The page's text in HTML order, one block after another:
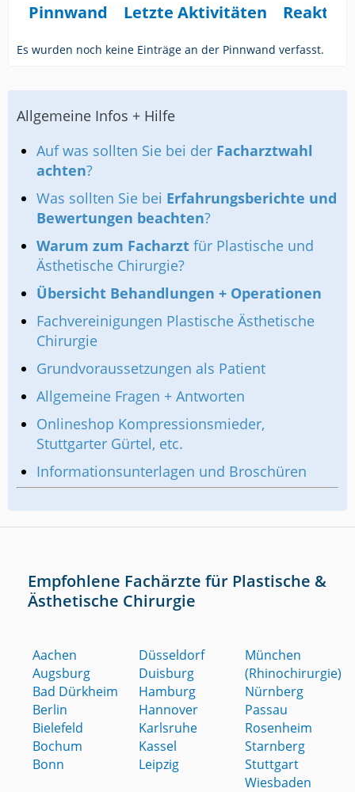
Pinnwand Letzte Aktivitäten
Es wurden noch keine Einträge an der Pinnwand verfasst.
Allgemeine Infos + Hilfe
Auf was sollten Sie bei der Facharztwahl
achten?
Was sollten Sie bei Erfahrungsberichte und
Bewertungen beachten?
Warum zum Facharzt für Plastische und
Ästhetische Chirurgie?
Übersicht Behandlungen + Operationen
Fachvereinigungen Plastische Ästhetische
Chirurgie
Grundvoraussetzungen als Patient
Allgemeine Fragen + Antworten
Onlineshop Kompressionsmieder,
Stuttgarter Gürtel, etc.
Informationsunterlagen und Broschüren
Empfohlene Fachärzte für Plastische &
Ästhetische Chirurgie
Aachen
Augsburg
Bad Dürkheim
Berlin
Bielefeld
Bochum
Bonn
Düsseldorf
Duisburg
Hamburg
Hannover
Karlsruhe
Kassel
Leipzig
München
(Rhinochirurgie)
Nürnberg
Passau
Rosenheim
Starnberg
Stuttgart
Wiesbaden